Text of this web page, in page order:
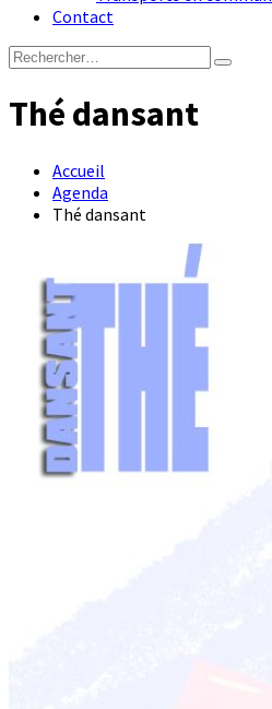
Contact
Thé dansant
Accueil
Agenda
Thé dansant